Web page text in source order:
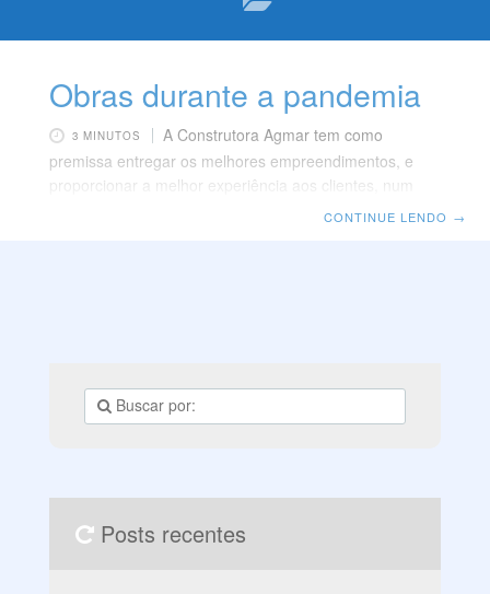
Obras durante a pandemia
3 MINUTOS
A Construtora Agmar tem como
premissa entregar os melhores empreendimentos, e
proporcionar a melhor experiência aos clientes, num
prazo eficiente. Por isso, e alinhados com todas as
CONTINUE LENDO →
Posts recentes